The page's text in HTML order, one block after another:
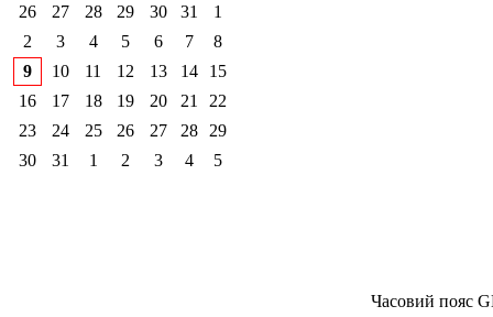
26
27 28 29 30 31
1
2
3 4 5 6 7
8
9
10 11 12 13 14
15
16
17 18 19 20 21
22
23
24 25 26 27 28
29
30
31 1 2 3 4 5
Часовий пояс